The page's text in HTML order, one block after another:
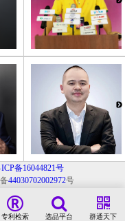
备16044821号
44030702002972号
专利检索 选品平台 群通天下